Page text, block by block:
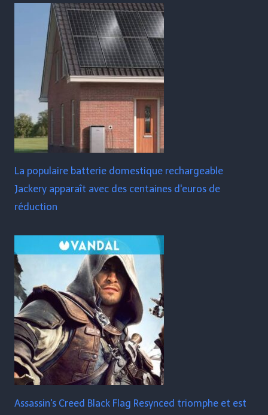
La populaire batterie domestique rechargeable
Jackery apparaît avec des centaines d'euros de
réduction
Assassin's Creed Black Flag Resynced triomphe et est